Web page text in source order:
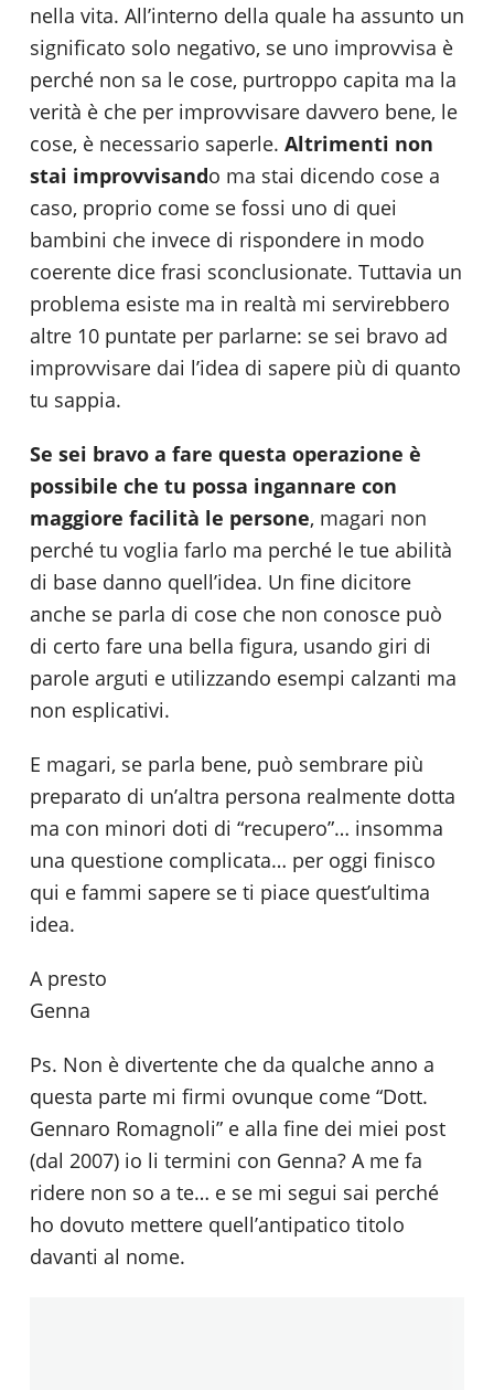
nella vita. All’interno della quale ha assunto un
significato solo negativo, se uno improvvisa è
perché non sa le cose, purtroppo capita ma la
verità è che per improvvisare davvero bene, le
cose, è necessario saperle. Altrimenti non
stai improvvisando ma stai dicendo cose a
caso, proprio come se fossi uno di quei
bambini che invece di rispondere in modo
coerente dice frasi sconclusionate. Tuttavia un
problema esiste ma in realtà mi servirebbero
altre 10 puntate per parlarne: se sei bravo ad
improvvisare dai l’idea di sapere più di quanto
tu sappia.
Se sei bravo a fare questa operazione è
possibile che tu possa ingannare con
maggiore facilità le persone, magari non
perché tu voglia farlo ma perché le tue abilità
di base danno quell’idea. Un fine dicitore
anche se parla di cose che non conosce può
di certo fare una bella figura, usando giri di
parole arguti e utilizzando esempi calzanti ma
non esplicativi.
E magari, se parla bene, può sembrare più
preparato di un’altra persona realmente dotta
ma con minori doti di “recupero”… insomma
una questione complicata… per oggi finisco
qui e fammi sapere se ti piace quest’ultima
idea.
A presto
Genna
Ps. Non è divertente che da qualche anno a
questa parte mi firmi ovunque come “Dott.
Gennaro Romagnoli” e alla fine dei miei post
(dal 2007) io li termini con Genna? A me fa
ridere non so a te… e se mi segui sai perché
ho dovuto mettere quell’antipatico titolo
davanti al nome.